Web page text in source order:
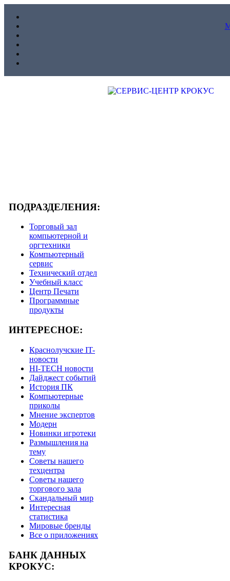
ПОДРАЗДЕЛЕНИЯ:
Торговый зал
компьютерной и
оргтехники
Компьютерный
сервис
Технический отдел
Учебный класс
Центр Печати
Программные
продукты
ИНТЕРЕСНОЕ:
Краснолучские IT-
новости
HI-TECH новости
Дайджест событий
История ПК
Компьютерные
приколы
Мнение экспертов
Модерн
Новинки игротеки
Размышления на
тему
Советы нашего
техцентра
Советы нашего
торгового зала
Скандальный мир
Интересная
статистика
Мировые бренды
Все о приложениях
БАНК ДАННЫХ
КРОКУС: